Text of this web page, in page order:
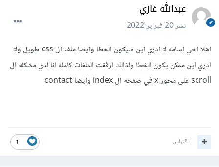
عبدالله غازي
نشر20 فبراير 2022
اهلا اخي اسامه لا ادري اين سيكون الخطا وايضا ملف ال css طويل ولا
ادري اين ممكن يكون الخطا ولذالك ارفقت الملفات كامله انا لدي مشكله ال
scroll على محور x في صفحه ال index وايضا contact
1 اقتباس